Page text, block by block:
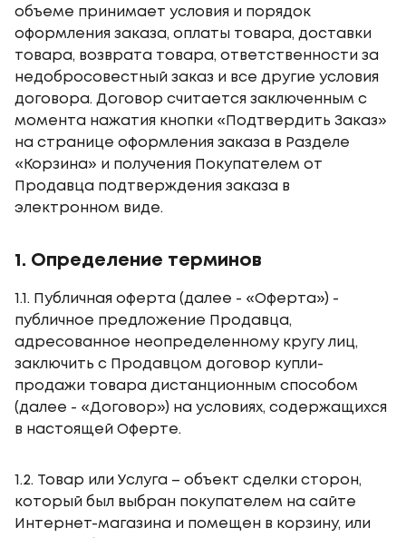
объеме принимает условия и порядок
оформления заказа, оплаты товара, доставки
товара, возврата товара, ответственности за
недобросовестный заказ и все другие условия
договора. Договор считается заключенным с
момента нажатия кнопки «Подтвердить Заказ»
на странице оформления заказа в Разделе
«Корзина» и получения Покупателем от
Продавца подтверждения заказа в
электронном виде.
1. Определение терминов
1.1. Публичная оферта (далее - «Оферта») -
публичное предложение Продавца,
адресованное неопределенному кругу лиц,
заключить с Продавцом договор купли-
продажи товара дистанционным способом
(далее - «Договор») на условиях, содержащихся
в настоящей Оферте.
1.2. Товар или Услуга – объект сделки сторон,
который был выбран покупателем на сайте
Интернет-магазина и помещен в корзину, или